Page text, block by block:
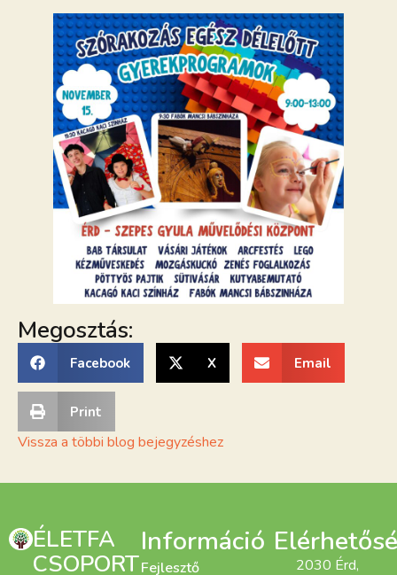
Megosztás:
Facebook X Email
Print
Vissza a többi blog bejegyzéshez
ÉLETFA
CSOPORT
Információ
Fejlesztő
2030 Érd,